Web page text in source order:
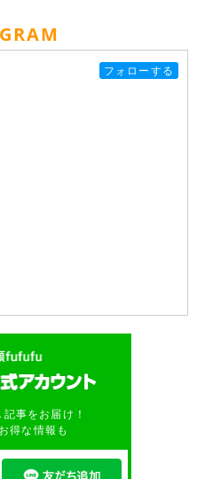
フォローする
事をお届け！
得な情報も